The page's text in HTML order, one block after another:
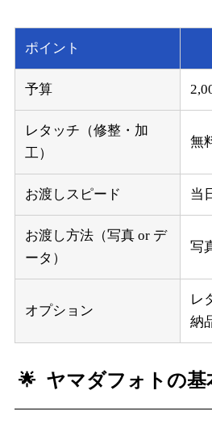
ポイント
予算
レタッチ（修整・加
工）
無
お渡しスピード 当
お渡し方法（写真 or デ
ータ）
写
オプション
レ
納
ヤマダフォトの基